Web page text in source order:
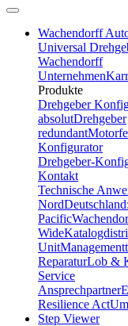
Wachendorff
Universal
Wachendorff
Unternehmen
Produkte
Drehgeber
absolutDrehgeber
redundant
Konfigurator
Drehgeber-
Kontakt
Technische
Nord
Pacific
Wide
Unit
ReparaturLob &
Service
Ansprechpartner
Resilience Act
Step Viewer